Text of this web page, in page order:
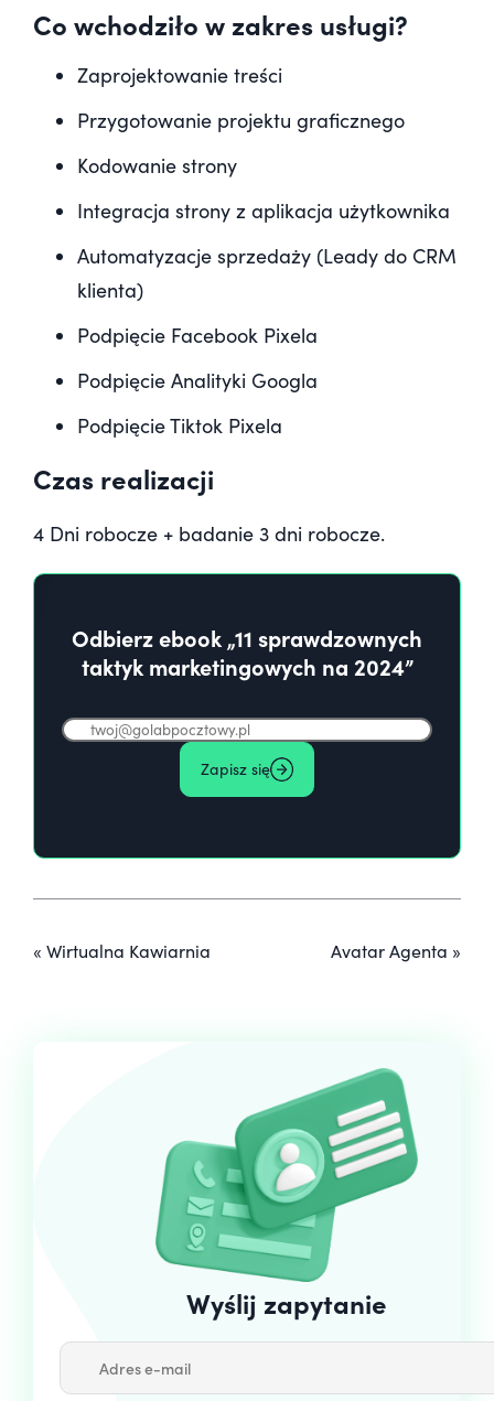
Co wchodziło w zakres usługi?
Zaprojektowanie treści
Przygotowanie projektu graficznego
Kodowanie strony
Integracja strony z aplikacja użytkownika
Automatyzacje sprzedaży (Leady do CRM
klienta)
Podpięcie Facebook Pixela
Podpięcie Analityki Googla
Podpięcie Tiktok Pixela
Czas realizacji
4 Dni robocze + badanie 3 dni robocze.
Odbierz ebook „11 sprawdzownych
taktyk marketingowych na 2024”
Zapisz się
« Wirtualna Kawiarnia Avatar Agenta »
Wyślij zapytanie